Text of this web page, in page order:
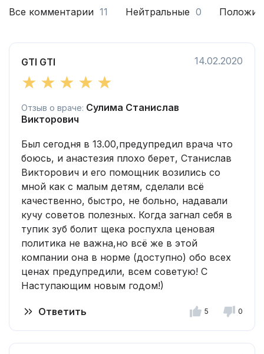
Все комментарии 11 Нейтральные 0
GTI GTI 14.02.2020
Отзыв о враче: Сулима Станислав
Викторович
Был сегодня в 13.00,предупредил врача что
боюсь, и анастезия плохо берет, Станислав
Викторович и его помощник возились со
мной как с малым детям, сделали всё
качественно, быстро, не больно, надавали
кучу советов полезных. Когда загнал себя в
тупик зуб болит щека роспухла ценовая
политика не важна,но всё же в этой
компании она в норме (доступно) обо всех
ценах предупредили, всем советую! С
Наступающим новым годом!)
Ответить 5 0